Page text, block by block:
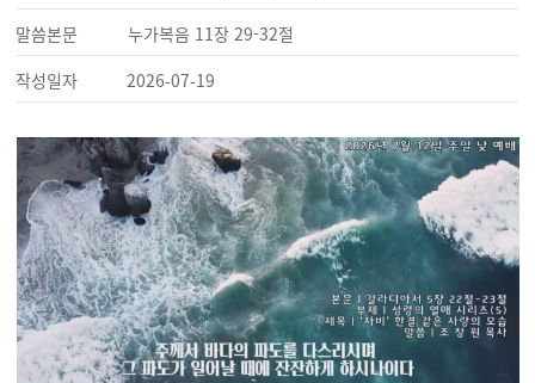
말씀본문
누가복음 11장 29-32절
작성일자
2026-07-19